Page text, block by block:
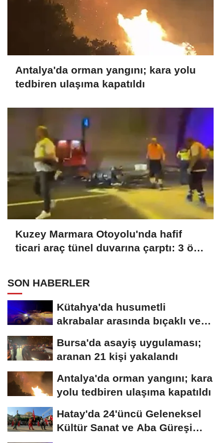
Antalya'da orman yangını; kara yolu
tedbiren ulaşıma kapatıldı
Kuzey Marmara Otoyolu'nda hafif
ticari araç tünel duvarına çarptı: 3 ölü,
SON HABERLER
Kütahya'da husumetli
akrabalar arasında bıçaklı ve
Bursa'da asayiş uygulaması;
aranan 21 kişi yakalandı
Antalya'da orman yangını; kara
yolu tedbiren ulaşıma kapatıldı
Hatay'da 24'üncü Geleneksel
Kültür Sanat ve Aba Güreşi